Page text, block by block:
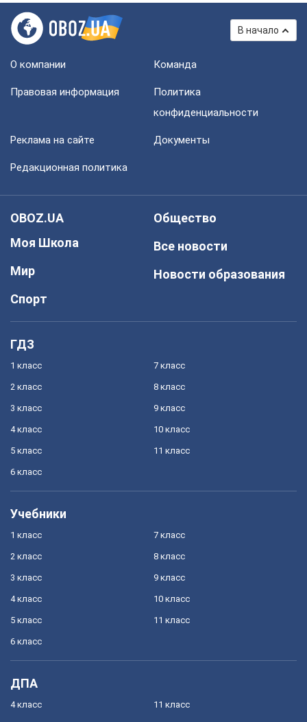
В начало
О компании Команда
Правовая информация
Политика
конфиденциальности
Реклама на сайте Документы
Редакционная политика
OBOZ.UA
Моя Школа
Мир
Спорт
Общество
Все новости
Новости образования
ГДЗ
1 класс
2 класс
3 класс
4 класс
5 класс
6 класс
7 класс
8 класс
9 класс
10 класс
11 класс
Учебники
1 класс
2 класс
3 класс
4 класс
5 класс
6 класс
7 класс
8 класс
9 класс
10 класс
11 класс
ДПА
4 класс 11 класс